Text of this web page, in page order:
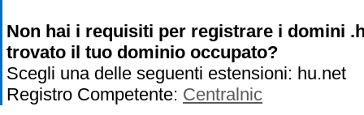
Non hai i requisiti per registrare i domini
trovato il tuo dominio occupato?
Scegli una delle seguenti estensioni: hu.net
Registro Competente: Centralnic